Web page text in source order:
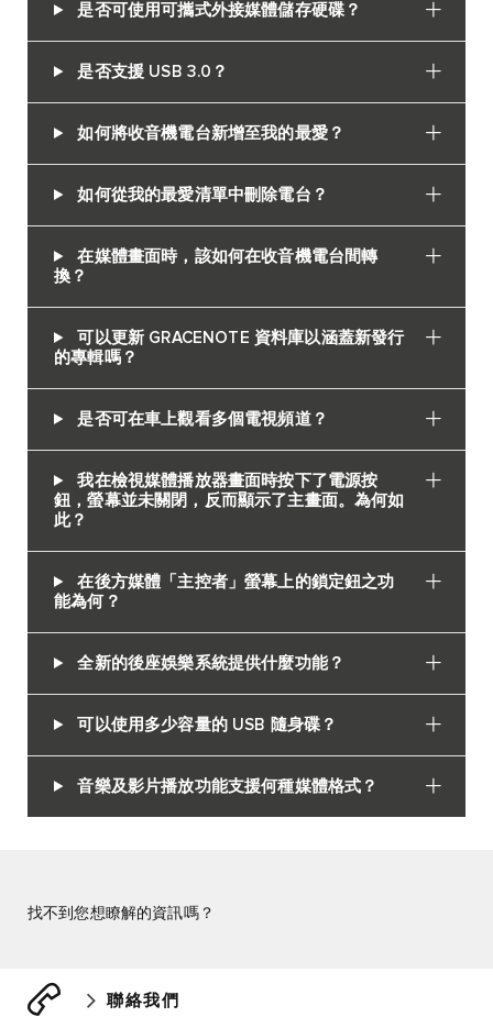
是否可使用可攜式外接媒體儲存硬碟？
是否支援 USB 3.0？
如何將收音機電台新增至我的最愛？
如何從我的最愛清單中刪除電台？
在媒體畫面時，該如何在收音機電台間轉
換？
可以更新 GRACENOTE 資料庫以涵蓋新發行
的專輯嗎？
是否可在車上觀看多個電視頻道？
我在檢視媒體播放器畫面時按下了電源按
鈕，螢幕並未關閉，反而顯示了主畫面。為何如
此？
在後方媒體「主控者」螢幕上的鎖定鈕之功
能為何？
全新的後座娛樂系統提供什麼功能？
可以使用多少容量的 USB 隨身碟？
音樂及影片播放功能支援何種媒體格式？
找不到您想瞭解的資訊嗎？
聯絡我們